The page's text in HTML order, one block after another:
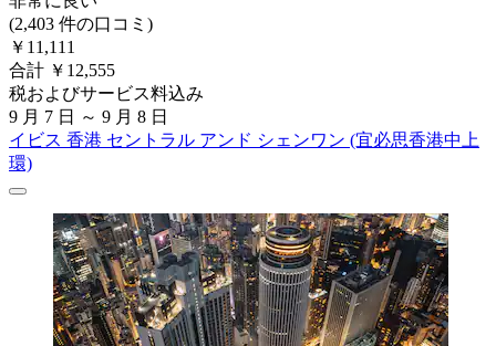
(2,403 件の口コミ)
￥11,111
合計 ￥12,555
税およびサービス料込み
9 月 7 日 ～ 9 月 8 日
イビス 香港 セントラル アンド シェンワン (宜必思香港中上
環)